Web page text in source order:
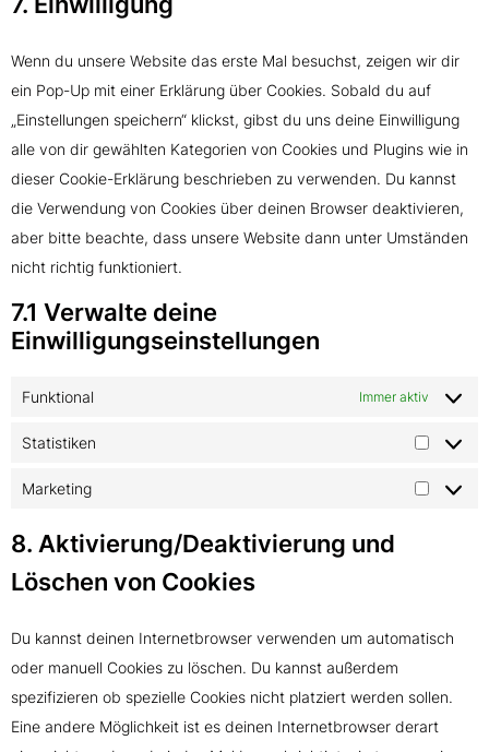
Wenn du unsere Website das erste Mal besuchst, zeigen wir dir
ein Pop-Up mit einer Erklärung über Cookies. Sobald du auf
„Einstellungen speichern“ klickst, gibst du uns deine Einwilligung
alle von dir gewählten Kategorien von Cookies und Plugins wie in
dieser Cookie-Erklärung beschrieben zu verwenden. Du kannst
die Verwendung von Cookies über deinen Browser deaktivieren,
aber bitte beachte, dass unsere Website dann unter Umständen
nicht richtig funktioniert.
7.1 Verwalte deine
Einwilligungseinstellungen
Funktional Immer aktiv
Statistiken
Marketing
8. Aktivierung/Deaktivierung und
Löschen von Cookies
Du kannst deinen Internetbrowser verwenden um automatisch
oder manuell Cookies zu löschen. Du kannst außerdem
spezifizieren ob spezielle Cookies nicht platziert werden sollen.
Eine andere Möglichkeit ist es deinen Internetbrowser derart